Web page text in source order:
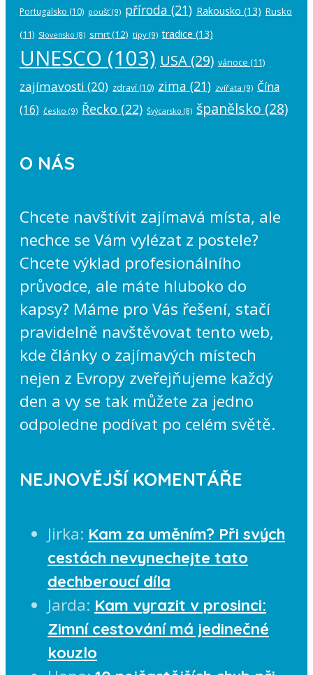
Portugalsko (10) poušť(9) příroda (21) Rakousko (13) Rusko
(11) Slovensko (8) smrt(12) tipy (9) tradice (13)
UNESCO (103) USA (29) vánoce (11)
zajímavosti (20) zdraví (10) zima (21) zvířata (9) Čína
(16) česko (9) Řecko (22) Švýcarsko (8) španělsko (28)
O NÁS
Chcete navštívit zajímavá místa, ale
nechce se Vám vylézat z postele?
Chcete výklad profesionálního
průvodce, ale máte hluboko do
kapsy? Máme pro Vás řešení, stačí
pravidelně navštěvovat tento web,
kde články o zajímavých místech
nejen z Evropy zveřejňujeme každý
den a vy se tak můžete za jedno
odpoledne podívat po celém světě.
NEJNOVĚJŠÍ KOMENTÁŘE
Jirka: Kam za uměním? Při svých
cestách nevynechejte tato
dechberoucí díla
Jarda: Kam vyrazit v prosinci:
Zimní cestování má jedinečné
kouzlo